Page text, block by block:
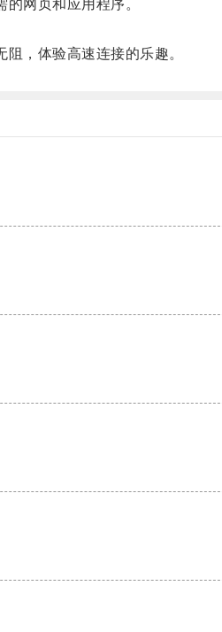
网页和应用程序。
，体验高速连接的乐趣。